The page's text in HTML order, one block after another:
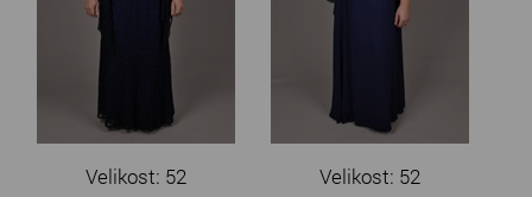
Velikost: 52
Velikost: 52